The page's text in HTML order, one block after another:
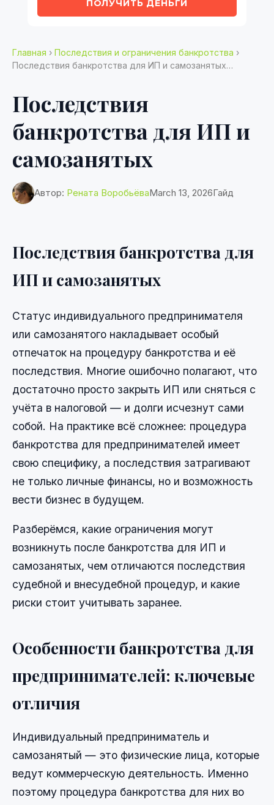
ПОЛУЧИТЬ ДЕНЬГИ
Главная › Последствия и ограничения банкротства ›
Последствия банкротства для ИП и самозанятых…
Последствия
банкротства для ИП и
самозанятых
Автор: Рената ВоробьёваMarch 13, 2026Гайд
Последствия банкротства для
ИП и самозанятых
Статус индивидуального предпринимателя
или самозанятого накладывает особый
отпечаток на процедуру банкротства и её
последствия. Многие ошибочно полагают, что
достаточно просто закрыть ИП или сняться с
учёта в налоговой — и долги исчезнут сами
собой. На практике всё сложнее: процедура
банкротства для предпринимателей имеет
свою специфику, а последствия затрагивают
не только личные финансы, но и возможность
вести бизнес в будущем.
Разберёмся, какие ограничения могут
возникнуть после банкротства для ИП и
самозанятых, чем отличаются последствия
судебной и внесудебной процедур, и какие
риски стоит учитывать заранее.
Особенности банкротства для
предпринимателей: ключевые
отличия
Индивидуальный предприниматель и
самозанятый — это физические лица, которые
ведут коммерческую деятельность. Именно
поэтому процедура банкротства для них во